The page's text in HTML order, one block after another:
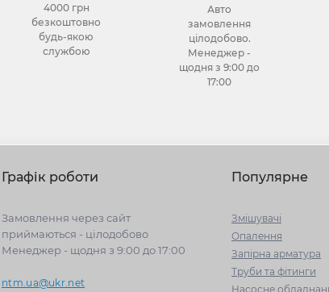
4000 грн
безкоштовно
будь-якою
службою
Авто
замовлення
цілодобово.
Менеджер -
щодня з 9:00 до
17:00
Графік роботи
Замовлення через сайт
приймаються - цілодобово
Менеджер - щодня з 9:00 до 17:00
ntm.ua@ukr.net
Популярне
Змішувачі
Опалення
Запірна арматура
Труби та фітинги
Насосне